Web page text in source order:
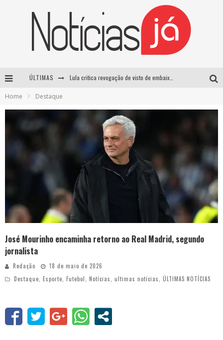
ÚLTIMAS Lula critica revogação de visto de embaixadora brasileira pelos EUA e chama medida de “irresponsável”
Home Destaque
José Mourinho encaminha retorno ao Real Madrid, segundo
jornalista
Redação
18 de maio de 2026
Destaque, Esporte, Futebol, Notícias, ultimas notícias, ÚLTIMAS NOTÍCIAS